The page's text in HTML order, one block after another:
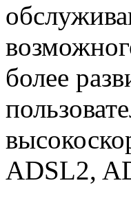
более
ADSL2,